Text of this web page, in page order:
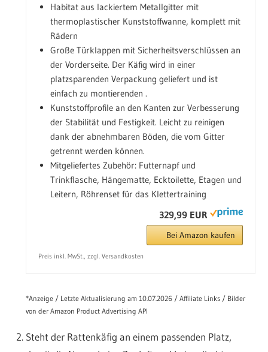
Habitat aus lackiertem Metallgitter mit
thermoplastischer Kunststoffwanne, komplett mit
Rädern
Große Türklappen mit Sicherheitsverschlüssen an
der Vorderseite. Der Käfig wird in einer
platzsparenden Verpackung geliefert und ist
einfach zu montierenden .
Kunststoffprofile an den Kanten zur Verbesserung
der Stabilität und Festigkeit. Leicht zu reinigen
dank der abnehmbaren Böden, die vom Gitter
getrennt werden können.
Mitgeliefertes Zubehör: Futternapf und
Trinkflasche, Hängematte, Ecktoilette, Etagen und
Leitern, Röhrenset für das Klettertraining
329,99 EUR
Bei Amazon kaufen
Preis inkl. MwSt., zzgl. Versandkosten
*Anzeige / Letzte Aktualisierung am 10.07.2026 / Affiliate Links / Bilder
von der Amazon Product Advertising API
Steht der Rattenkäfig an einem passenden Platz,